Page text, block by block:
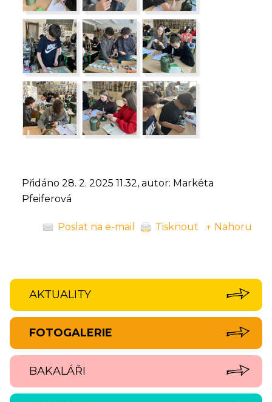
Přidáno 28. 2. 2025 11.32, autor: Markéta
Pfeiferová
Poslat na e-mail Tisknout ↑ Nahoru
AKTUALITY
FOTOGALERIE
BAKALÁŘI